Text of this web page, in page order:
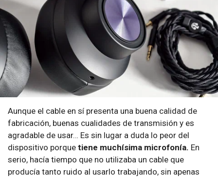
Aunque el cable en sí presenta una buena calidad de
fabricación, buenas cualidades de transmisión y es
agradable de usar… Es sin lugar a duda lo peor del
dispositivo porque tiene muchísima microfonía. En
serio, hacía tiempo que no utilizaba un cable que
producía tanto ruido al usarlo trabajando, sin apenas